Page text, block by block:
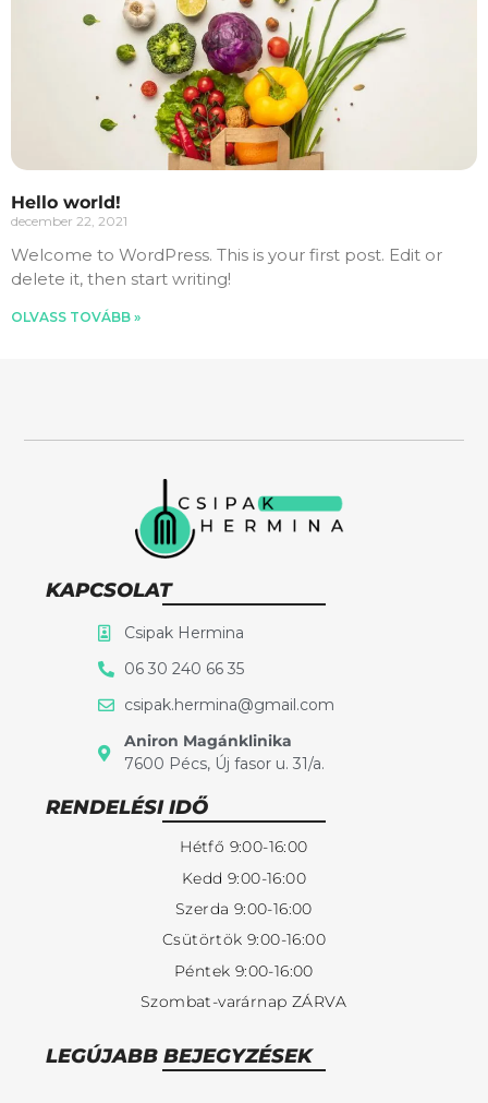
Hello world!
december 22, 2021
Welcome to WordPress. This is your first post. Edit or
delete it, then start writing!
OLVASS TOVÁBB »
KAPCSOLAT
Csipak Hermina
06 30 240 66 35
csipak.hermina@gmail.com
Aniron Magánklinika
7600 Pécs, Új fasor u. 31/a.
RENDELÉSI IDŐ
Hétfő 9:00-16:00
Kedd 9:00-16:00
Szerda 9:00-16:00
Csütörtök 9:00-16:00
Péntek 9:00-16:00
Szombat-varárnap ZÁRVA
LEGÚJABB BEJEGYZÉSEK